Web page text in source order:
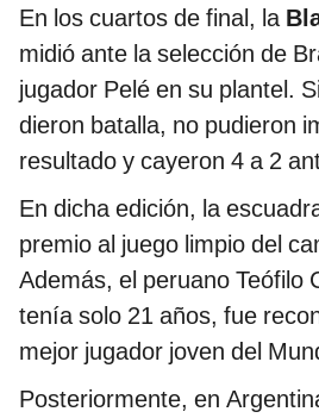
En los cuartos de final, la
midió ante la selección de
jugador Pelé en su plantel.
dieron batalla, no pudieron
resultado y cayeron 4 a 2
En dicha edición, la
premio al juego limpio del
Además, el peruano Teófilo
tenía solo 21 años, fue
mejor jugador joven del
Posteriormente, en